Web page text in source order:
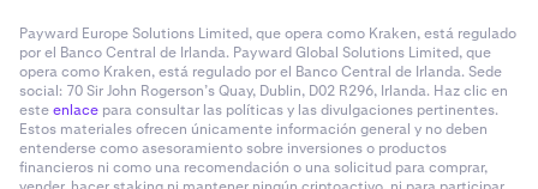
Payward Europe Solutions Limited, que opera como Kraken, está regulado
por el Banco Central de Irlanda. Payward Global Solutions Limited, que
opera como Kraken, está regulado por el Banco Central de Irlanda. Sede
social: 70 Sir John Rogerson’s Quay, Dublin, D02 R296, Irlanda. Haz clic en
esteenlace para consultar las políticas y las divulgaciones pertinentes.
Estos materiales ofrecen únicamente información general y no deben
entenderse como asesoramiento sobre inversiones o productos
financieros ni como una recomendación o una solicitud para comprar,